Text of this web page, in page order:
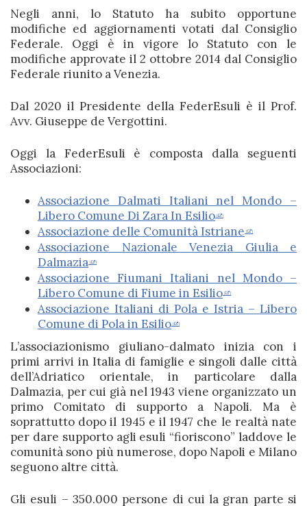
Negli anni, lo Statuto ha subito opportune
modifiche ed aggiornamenti votati dal Consiglio
Federale. Oggi è in vigore lo Statuto con le
modifiche approvate il 2 ottobre 2014 dal Consiglio
Federale riunito a Venezia.
Dal 2020 il Presidente della FederEsuli è il Prof.
Avv. Giuseppe de Vergottini.
Oggi la FederEsuli è composta dalla seguenti
Associazioni:
Associazione Dalmati Italiani nel Mondo –
Libero Comune Di Zara In Esilio
Associazione delle Comunità Istriane
Associazione Nazionale Venezia Giulia e
Dalmazia
Associazione Fiumani Italiani nel Mondo –
Libero Comune di Fiume in Esilio
Associazione Italiani di Pola e Istria – Libero
Comune di Pola in Esilio
L’associazionismo giuliano-dalmato inizia con i
primi arrivi in Italia di famiglie e singoli dalle città
dell’Adriatico orientale, in particolare dalla
Dalmazia, per cui già nel 1943 viene organizzato un
primo Comitato di supporto a Napoli. Ma è
soprattutto dopo il 1945 e il 1947 che le realtà nate
per dare supporto agli esuli “fioriscono” laddove le
comunità sono più numerose, dopo Napoli e Milano
seguono altre città.
Gli esuli – 350.000 persone di cui la gran parte si